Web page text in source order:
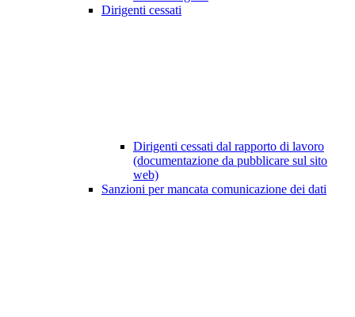
Dirigenti cessati
Dirigenti cessati dal rapporto di lavoro
(documentazione da pubblicare sul sito
web)
Sanzioni per mancata comunicazione dei dati